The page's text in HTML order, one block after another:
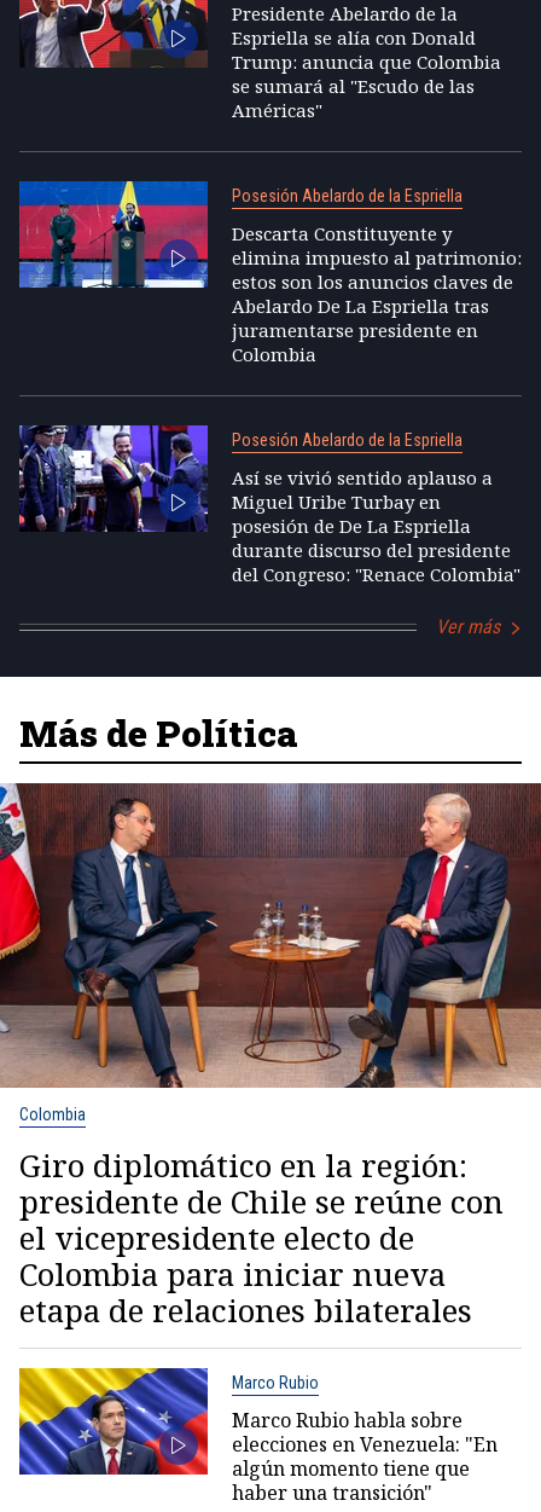
Presidente Abelardo de la
Espriella se alía con Donald
Trump: anuncia que Colombia
se sumará al "Escudo de las
Américas"
Posesión Abelardo de la Espriella
Descarta Constituyente y
elimina impuesto al patrimonio:
estos son los anuncios claves de
Abelardo De La Espriella tras
juramentarse presidente en
Colombia
Posesión Abelardo de la Espriella
Así se vivió sentido aplauso a
Miguel Uribe Turbay en
posesión de De La Espriella
durante discurso del presidente
del Congreso: "Renace Colombia"
Ver más
Más de Política
Colombia
Giro diplomático en la región:
presidente de Chile se reúne con
el vicepresidente electo de
Colombia para iniciar nueva
etapa de relaciones bilaterales
Marco Rubio
Marco Rubio habla sobre
elecciones en Venezuela: "En
algún momento tiene que
haber una transición"